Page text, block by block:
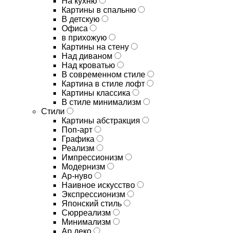
Картины в спальню
В детскую
Офиса
в прихожую
Картины на стену
Над диваном
Над кроватью
В современном стиле
Картина в стиле лофт
Картины классика
В стиле минимализм
Стили
Картины абстракция
Поп-арт
Графика
Реализм
Импрессионизм
Модернизм
Ар-нуво
Наивное искусство
Экспрессионизм
Японский стиль
Сюрреализм
Минимализм
Ар деко